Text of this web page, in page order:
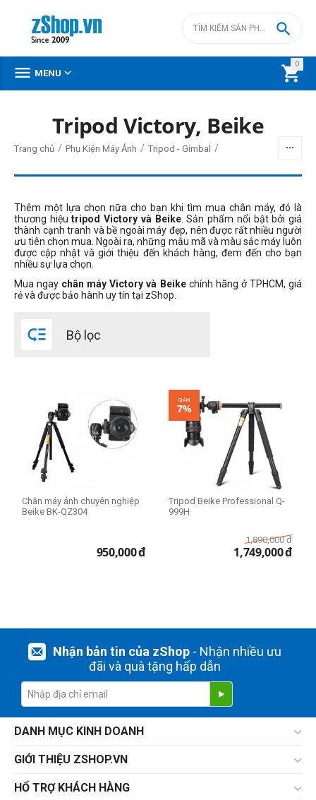
0


 MENU 
950000 đ 1749000đ
Sức tải
6kg - 8kg
Tripod Victory, Beike
Trang chủ / Phụ Kiện Máy Ảnh / Tripod - Gimbal /
Thêm một lựa chọn nữa cho bạn khi tìm mua chân máy, đó là
thương hiệutripod Victory và Beike. Sản phẩm nổi bật bởi giá
thành cạnh tranh và bề ngoài máy đẹp, nên được rất nhiều người
ưu tiên chọn mua. Ngoài ra, những mẫu mã và màu sắc máy luôn
được cập nhật và giới thiệu đến khách hàng, đem đến cho bạn
nhiều sự lựa chọn.
Mua ngay chân máy Victory và Beikechính hãng ở TPHCM, giá
rẻ và được bảo hành uy tín tại zShop.
 Bộ lọc
Chân máy ảnh chuyên nghiệp
Beike BK-QZ304
950,000đ
GIẢM
7%
Tripod Beike Professional Q-
999H
1,890,000 đ
1,749,000đ
Nhận bản tin của zShop- Nhận nhiều ưu
đãi và quà tặng hấp dẫn
DANH MỤC KINH DOANH
GIỚI THIỆU ZSHOP.VN
HỔ TRỢ KHÁCH HÀNG